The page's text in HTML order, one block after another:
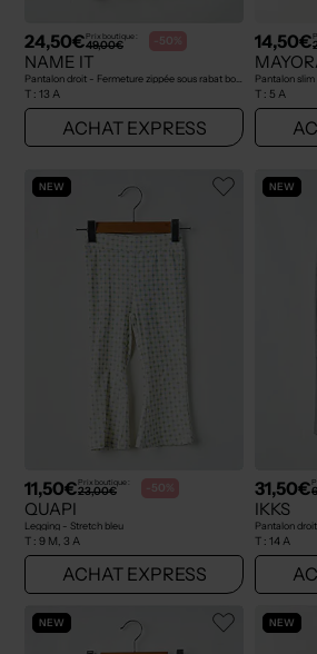
24,50€Prix boutique :
49,00€ -50%
NAME IT
T : 13 A
ACHAT EXPRESS
14,50€
Pantalon
T : 5 A
NEW
11,50€Prix boutique :
23,00€ -50%
QUAPI
Legging - Stretch bleu
T : 9 M, 3 A
ACHAT EXPRESS
NEW
31,50€
IKKS
Pantalon
T : 14 A
NEW NEW